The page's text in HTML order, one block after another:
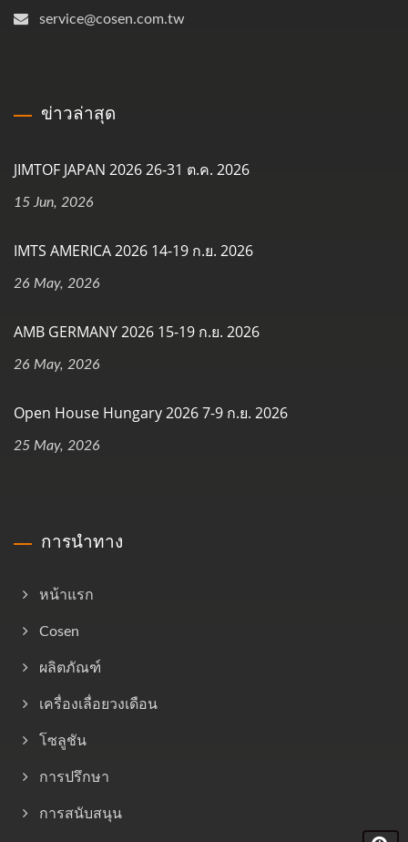
service@cosen.com.tw
ข่าวล่าสุด
JIMTOF JAPAN 2026 26-31 ต.ค. 2026
15 Jun, 2026
IMTS AMERICA 2026 14-19 ก.ย. 2026
26 May, 2026
AMB GERMANY 2026 15-19 ก.ย. 2026
26 May, 2026
Open House Hungary 2026 7-9 ก.ย. 2026
25 May, 2026
การนำทาง
หน้าแรก
Cosen
ผลิตภัณฑ์
เครื่องเลื่อยวงเดือน
โซลูชัน
การปรึกษา
การสนับสนุน